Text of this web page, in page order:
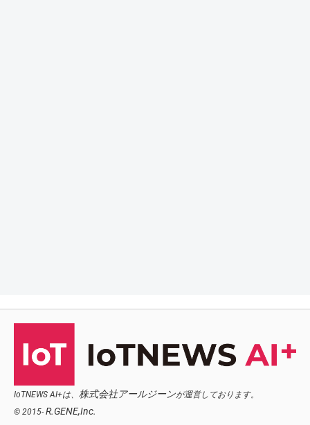
IoTNEWS AI+は、 株式会社アールジーンが運営しております。
© 2015- R.GENE,Inc.